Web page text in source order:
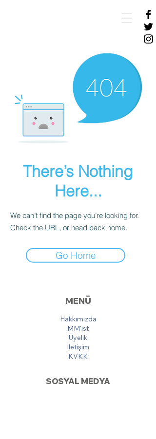
There’s Nothing
Here...
We can’t find the page you’re looking for.
Check the URL, or head back home.
Go Home
MENÜ
Hakkımızda
MM'ist
Üyelik
İletişim
KVKK
SOSYAL MEDYA